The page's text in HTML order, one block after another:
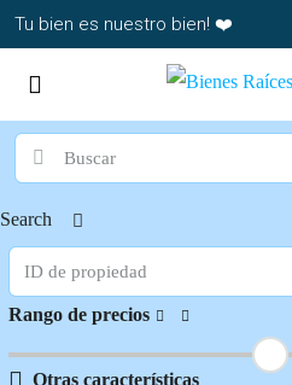
Tu bien es nuestro bien! ❤️
Search
Rango de precios
Otras características